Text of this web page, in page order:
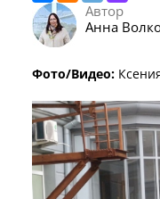
Автор
Анна
Фото/Видео: